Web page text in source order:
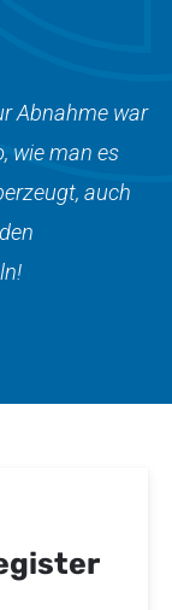
Abnahme war
wie man es
auch